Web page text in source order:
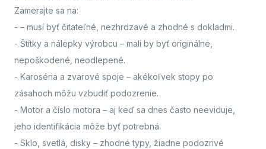
Zamerajte sa na:
- – musí byť čitateľné, nezhrdzavé a zhodné s dokladmi.
- Štítky a nálepky výrobcu – mali by byť originálne,
nepoškodené, neodlepené.
- Karoséria a zvarové spoje – akékoľvek stopy po
zásahoch môžu vzbudiť podozrenie.
- Motor a číslo motora – aj keď sa dnes často neeviduje,
jeho identifikácia môže byť potrebná.
- Sklo, svetlá, disky – zhodné typy, žiadne podozrivé